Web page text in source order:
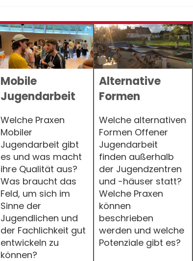
Mobile
Jugendarbeit
Welche Praxen
Mobiler
Jugendarbeit gibt
es und was macht
ihre Qualität aus?
Was braucht das
Feld, um sich im
Sinne der
Jugendlichen und
der Fachlichkeit gut
entwickeln zu
können?
Alternative
Formen
Welche alternativen
Formen Offener
Jugendarbeit
finden außerhalb
der Jugendzentren
und -häuser statt?
Welche Praxen
können
beschrieben
werden und welche
Potenziale gibt es?